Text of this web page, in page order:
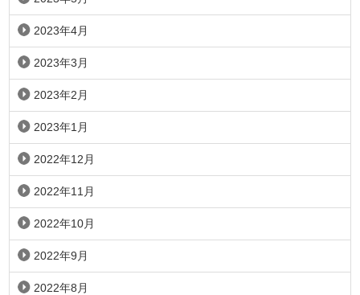
2023年4月
2023年3月
2023年2月
2023年1月
2022年12月
2022年11月
2022年10月
2022年9月
2022年8月